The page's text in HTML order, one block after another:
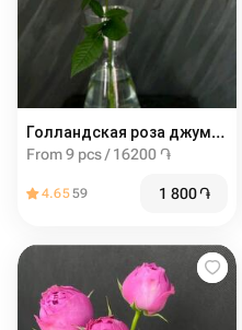
Голландская роза джумиля 60 см
From 9 pcs / 16200 ֏
4.6559 1 800֏